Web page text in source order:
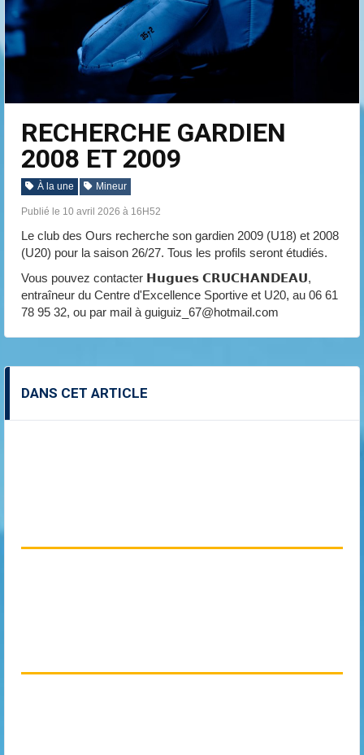
RECHERCHE GARDIEN
2008 ET 2009
À la une Mineur
Publié le 10 avril 2026 à 16H52
Le club des Ours recherche son gardien 2009 (U18) et 2008
(U20) pour la saison 26/27. Tous les profils seront étudiés.
Vous pouvez contacter 𝗛𝘂𝗴𝘂𝗲𝘀 𝗖𝗥𝗨𝗖𝗛𝗔𝗡𝗗𝗘𝗔𝗨,
entraîneur du Centre d'Excellence Sportive et U20, au 06 61
78 95 32, ou par mail à guiguiz_67@hotmail.com
DANS CET ARTICLE